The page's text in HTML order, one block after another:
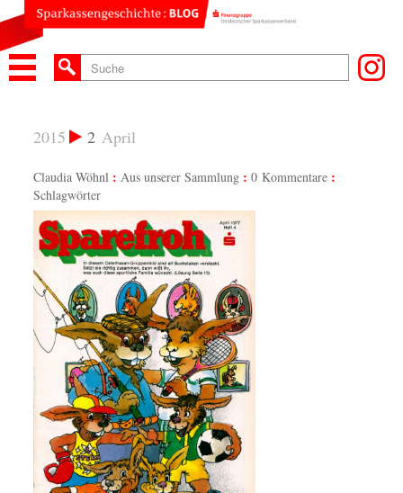
2 April
2015
Claudia Wöhnl Aus unserer Sammlung
0 Kommentare
Schlagwörter